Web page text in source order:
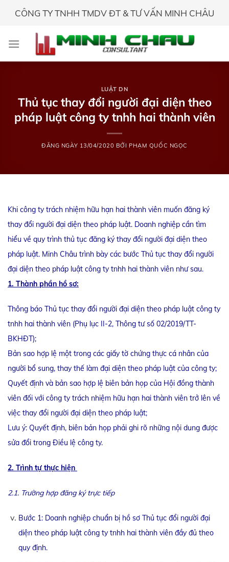
CÔNG TY TNHH TMDV ĐT & TƯ VẤN MINH CHÂU
LUẬT DN
Thủ tục thay đổi người đại diện theo
pháp luật công ty tnhh hai thành viên
ĐĂNG NGÀY 13/04/2020 BỞI PHẠM QUỐC NGỌC
Khi công ty trách nhiệm hữu hạn hai thành viên muốn đăng ký
thay đổi người đại diện theo pháp luật. Doanh nghiệp cần tìm
hiểu về quy trình thủ tục đăng ký thay đổi người đại diện theo
pháp luật. Minh Châu trình bày các bước Thủ tục thay đổi người
đại diện theo pháp luật công ty tnhh hai thành viên như sau.
1. Thành phần hồ sơ:
Thông báo Thủ tục thay đổi người đại diện theo pháp luật công ty
tnhh hai thành viên (Phụ lục II-2, Thông tư số 02/2019/TT-
BKHĐT);
Bản sao hợp lệ một trong các giấy tờ chứng thực cá nhân của
người bổ sung, thay thế làm đại diện theo pháp luật của công ty;
Quyết định và bản sao hợp lệ biên bản họp của Hội đồng thành
viên đối với công ty trách nhiệm hữu hạn hai thành viên trở lên về
việc thay đổi người đại diện theo pháp luật;
Lưu ý: Quyết định, biên bản họp phải ghi rõ những nội dung được
sửa đổi trong Điều lệ công ty.
2. Trình tự thực hiện
2.1. Trường hợp đăng ký trực tiếp
Bước 1: Doanh nghiệp chuẩn bị hồ sơ Thủ tục đổi người đại
diện theo pháp luật công ty tnhh hai thành viên đầy đủ theo
quy định.